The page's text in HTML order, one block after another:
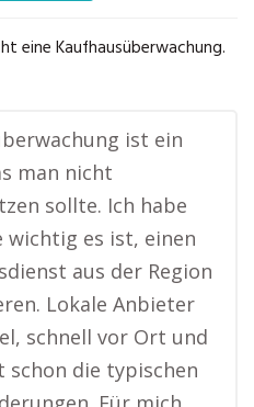
eine Kaufhausüberwachung.
ist ein
man nicht
sollte. Ich habe
wichtig es ist, einen
aus der Region
Lokale Anbieter
schnell vor Ort und
schon die typischen